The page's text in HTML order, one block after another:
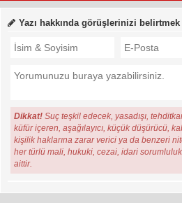
Yazı hakkında görüşlerinizi
Dikkat! Suç teşkil edecek, yasadışı,
küfür içeren, aşağılayıcı, küçük düşürücü,
kişilik haklarına zarar verici ya da benzeri
her türlü mali, hukuki, cezai, idari
aittir.